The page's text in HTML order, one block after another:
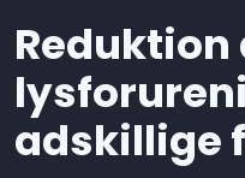
Reduktion
adskillige